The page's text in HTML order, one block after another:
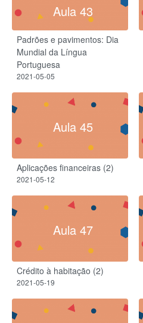
Aula 43
Padrões e pavimentos: Dia
Mundial da Língua
Portuguesa
2021-05-05
Aula 45
Aplicações financeiras (2)
2021-05-12
Aula 47
Crédito à habitação (2)
2021-05-19